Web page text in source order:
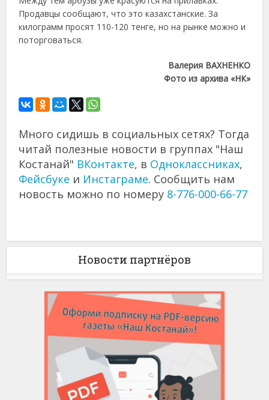
Продавцы сообщают, что это казахстанские. За
килограмм просят 110-120 тенге, но на рынке можно и
поторговаться.
Валерия ВАХНЕНКО
Фото из архива «НК»
Много сидишь в социальных сетях? Тогда
читай полезные новости в группах "Наш
Костанай" ВКонтакте, в Одноклассниках,
Фейсбуке и Инстаграме. Сообщить нам
новость можно по номеру 8-776-000-66-77
Новости партнёров